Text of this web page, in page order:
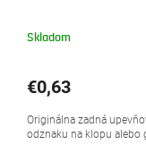
Skladom
€0,63
Originálna zadná
odznaku na klopu alebo